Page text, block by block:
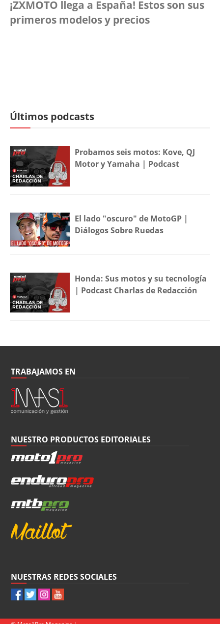
¡ZXMOTO llega a España! Estos son sus
primeros modelos y precios
Últimos podcasts
Probamos seis motos: Kove, QJ
Motor y Yamaha | Podcast
El lado "oscuro" de MotoGP |
Diálogos Sobre Ruedas
Honda: Sus motos y su tecnología
| Podcast Charlas de Redacción
TRABAJAMOS EN
NUESTRO PRODUCTOS EDITORIALES
NUESTRAS REDES SOCIALES